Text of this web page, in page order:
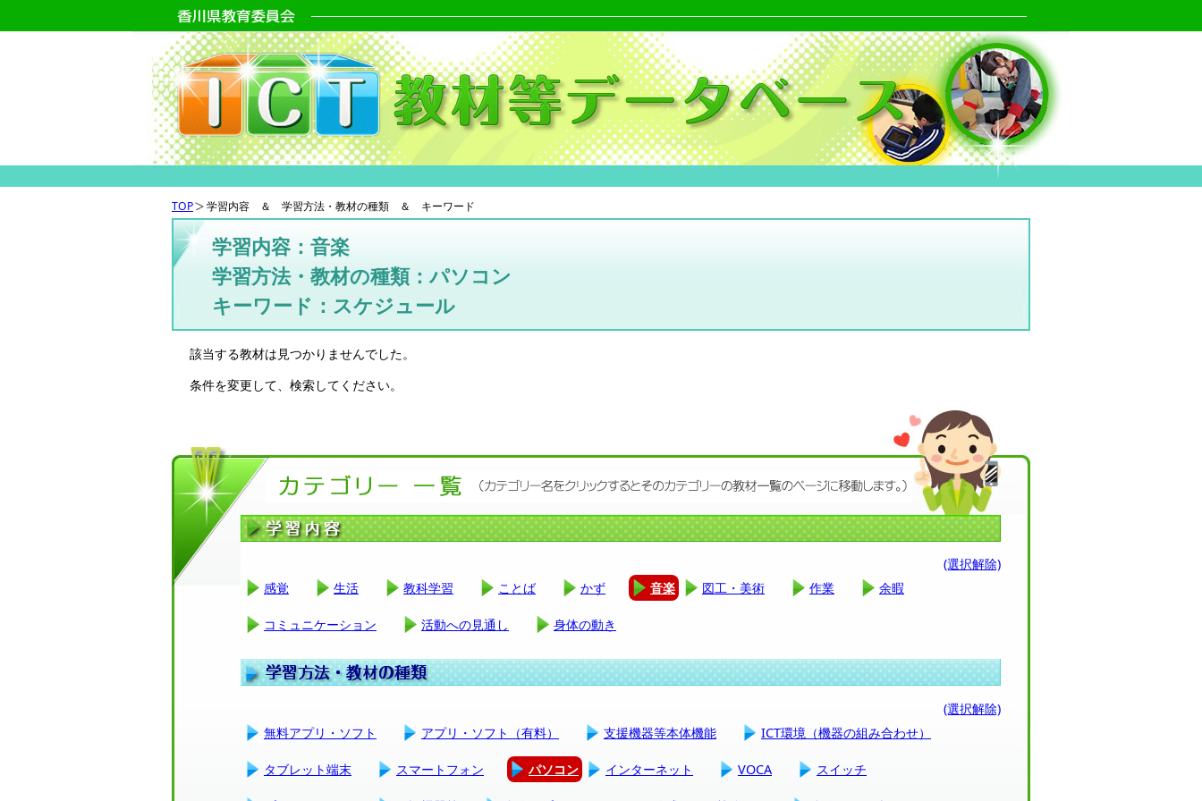
TOP 学習内容 ＆ 学習方法・教材の種類 ＆ キーワード
学習内容：音楽
学習方法・教材の種類：パソコン
キーワード：スケジュール
該当する教材は見つかりませんでした。
条件を変更して、検索してください。
(選択解除)
感覚
生活 教科学習 ことば かず 音楽 図工・美術 作業 余暇
コミュニケーション 活動への見通し 身体の動き
(選択解除)
無料アプリ・ソフト
アプリ・ソフト（有料） 支援機器等本体機能 ICT環境（機器の組み合わせ）
タブレット端末 スマートフォン パソコン インターネット VOCA スイッチ